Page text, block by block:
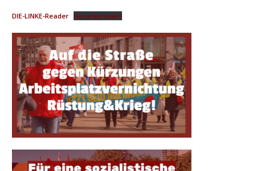
DIE-LINKE-Reader Herunterladen